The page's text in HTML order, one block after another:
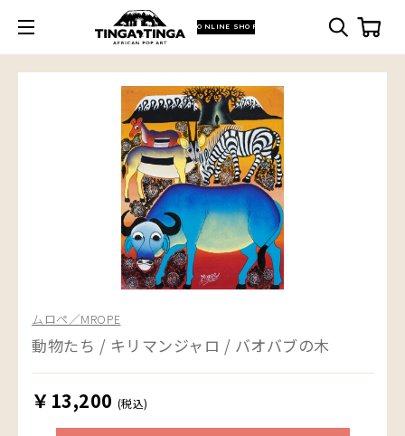
ONLINE SHOP
ムロペ／MROPE
動物たち / キリマンジャロ / バオバブの木
￥13,200 (税込)